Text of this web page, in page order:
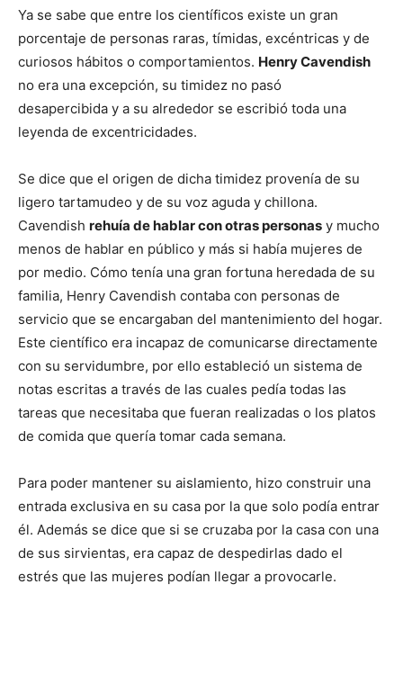
Ya se sabe que entre los científicos existe un gran
porcentaje de personas raras, tímidas, excéntricas y de
curiosos hábitos o comportamientos. Henry Cavendish
no era una excepción, su timidez no pasó
desapercibida y a su alrededor se escribió toda una
leyenda de excentricidades.
Se dice que el origen de dicha timidez provenía de su
ligero tartamudeo y de su voz aguda y chillona.
Cavendish rehuía de hablar con otras personas y mucho
menos de hablar en público y más si había mujeres de
por medio. Cómo tenía una gran fortuna heredada de su
familia, Henry Cavendish contaba con personas de
servicio que se encargaban del mantenimiento del hogar.
Este científico era incapaz de comunicarse directamente
con su servidumbre, por ello estableció un sistema de
notas escritas a través de las cuales pedía todas las
tareas que necesitaba que fueran realizadas o los platos
de comida que quería tomar cada semana.
Para poder mantener su aislamiento, hizo construir una
entrada exclusiva en su casa por la que solo podía entrar
él. Además se dice que si se cruzaba por la casa con una
de sus sirvientas, era capaz de despedirlas dado el
estrés que las mujeres podían llegar a provocarle.